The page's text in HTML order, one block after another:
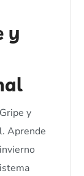
y
y
Aprende